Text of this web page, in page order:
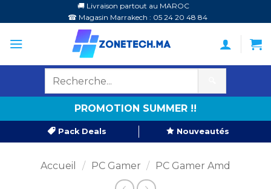
au
contenu
🚚 Livraison partout au MAROC
☎ Magasin Marrakech : 05 24 20 48 84
PROMOTION SUMMER !!
Pack Deals Nouveautés
Accueil / PC Gamer / PC Gamer Amd